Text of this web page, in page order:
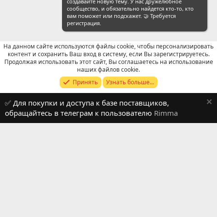
Russian (RU)
Обратная связь
Условия и правила
Политика конфиденциальности
Помощь
R
сообщество, и обязательно найдется кто-то, кто
вам поможет или подскажет. 🤝 Требуется
регистрация.
На данном сайте используются файлы cookie, чтобы персонализировать
контент и сохранить Ваш вход в систему, если Вы зарегистрируетесь.
Продолжая использовать этот сайт, Вы соглашаетесь на использование
наших файлов cookie.
Принять
Узнать больше...
✅ Для покупки и доступа к базе поставщиков,
обращайтесь в телеграм к пользователю Rimma